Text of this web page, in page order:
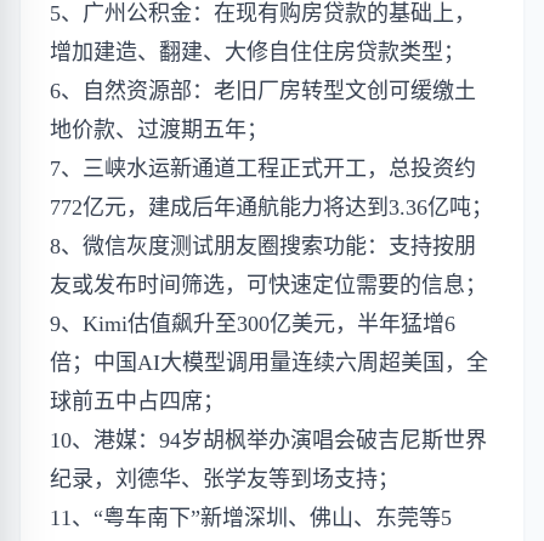
5、广州公积金：在现有购房贷款的基础上，
增加建造、翻建、大修自住住房贷款类型；
6、自然资源部：老旧厂房转型文创可缓缴土
地价款、过渡期五年；
7、三峡水运新通道工程正式开工，总投资约
772亿元，建成后年通航能力将达到3.36亿吨；
8、微信灰度测试朋友圈搜索功能：支持按朋
友或发布时间筛选，可快速定位需要的信息；
9、Kimi估值飙升至300亿美元，半年猛增6
倍；中国AI大模型调用量连续六周超美国，全
球前五中占四席；
10、港媒：94岁胡枫举办演唱会破吉尼斯世界
纪录，刘德华、张学友等到场支持；
11、“粤车南下”新增深圳、佛山、东莞等5